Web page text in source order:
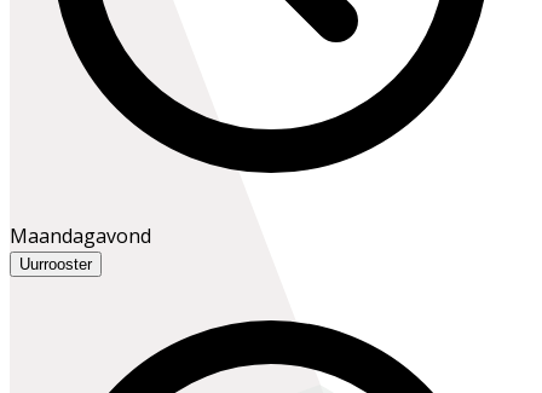
Maandagavond
Uurrooster